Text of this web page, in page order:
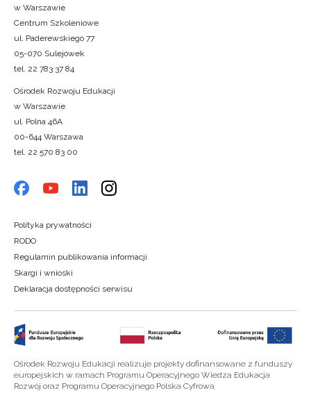
w Warszawie
Centrum Szkoleniowe
ul. Paderewskiego 77
05-070 Sulejówek
tel. 22 783 37 84
Ośrodek Rozwoju Edukacji
w Warszawie
ul. Polna 46A
00-644 Warszawa
tel. 22 570 83 00
Polityka prywatności
RODO
Regulamin publikowania informacji
Skargi i wnioski
Deklaracja dostępności serwisu
Ośrodek Rozwoju Edukacji realizuje projekty dofinansowane z funduszy
europejskich w ramach Programu Operacyjnego Wiedza Edukacja
Rozwój oraz Programu Operacyjnego Polska Cyfrowa